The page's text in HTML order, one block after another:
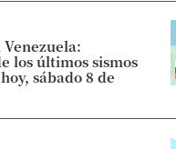
los últimos sismos
sábado 8 de